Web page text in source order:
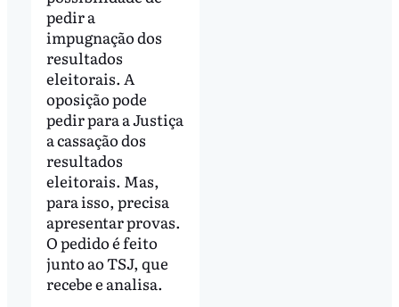
pedir a
impugnação dos
resultados
eleitorais. A
oposição pode
pedir para a Justiça
a cassação dos
resultados
eleitorais. Mas,
para isso, precisa
apresentar provas.
O pedido é feito
junto ao TSJ, que
recebe e analisa.